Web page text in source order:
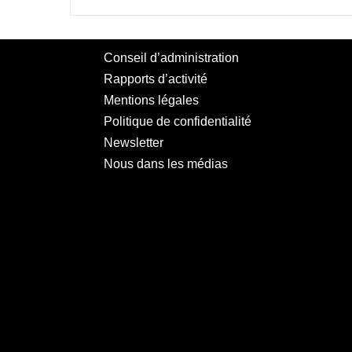
Conseil d’administration
Rapports d’activité
Mentions légales
Politique de confidentialité
Newsletter
Nous dans les médias